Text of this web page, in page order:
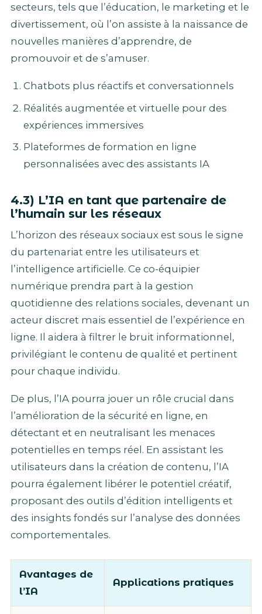
secteurs, tels que l’éducation, le marketing et le
divertissement, où l’on assiste à la naissance de
nouvelles manières d’apprendre, de
promouvoir et de s’amuser.
Chatbots plus réactifs et conversationnels
Réalités augmentée et virtuelle pour des
expériences immersives
Plateformes de formation en ligne
personnalisées avec des assistants IA
4.3) L’IA en tant que partenaire de
l’humain sur les réseaux
L’horizon des réseaux sociaux est sous le signe
du partenariat entre les utilisateurs et
l’intelligence artificielle. Ce co-équipier
numérique prendra part à la gestion
quotidienne des relations sociales, devenant un
acteur discret mais essentiel de l’expérience en
ligne. Il aidera à filtrer le bruit informationnel,
privilégiant le contenu de qualité et pertinent
pour chaque individu.
De plus, l’IA pourra jouer un rôle crucial dans
l’amélioration de la sécurité en ligne, en
détectant et en neutralisant les menaces
potentielles en temps réel. En assistant les
utilisateurs dans la création de contenu, l’IA
pourra également libérer le potentiel créatif,
proposant des outils d’édition intelligents et
des insights fondés sur l’analyse des données
comportementales.
Avantages de
l’IA
Applications pratiques